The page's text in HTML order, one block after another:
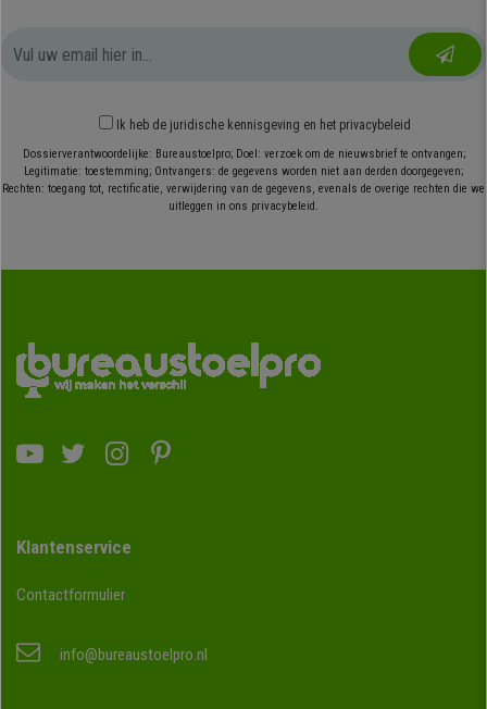
Ik heb de juridische kennisgeving en het privacybeleid
Dossierverantwoordelijke: Bureaustoelpro; Doel: verzoek om de nieuwsbrief te ontvangen;
Legitimatie: toestemming; Ontvangers: de gegevens worden niet aan derden doorgegeven;
Rechten: toegang tot, rectificatie, verwijdering van de gegevens, evenals de overige rechten die we
uitleggen in ons privacybeleid.
Klantenservice
Contactformulier
info@bureaustoelpro.nl